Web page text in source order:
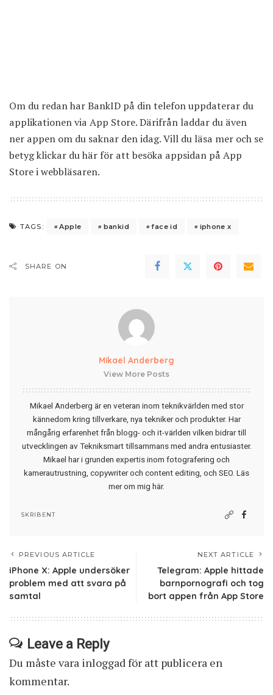
Om du redan har BankID på din telefon uppdaterar du
applikationen via App Store. Därifrån laddar du även
ner appen om du saknar den idag. Vill du läsa mer och se
betygklickar du här för att besöka appsidan på App
Store i webbläsaren.
TAGS: Apple bankid face id iphone x
SHARE ON
Mikael Anderberg
View More Posts
Mikael Anderberg är en veteran inom teknikvärlden med stor
kännedom kring tillverkare, nya tekniker och produkter. Har
mångårig erfarenhet från blogg- och it-världen vilken bidrar till
utvecklingen av Tekniksmart tillsammans med andra entusiaster.
Mikael har i grunden expertis inom fotografering och
kamerautrustning, copywriter och content editing, och SEO. Läs
mer om mig här.
SKRIBENT
PREVIOUS ARTICLE
iPhone X: Apple undersöker
problem med att svara på
samtal
NEXT ARTICLE
Telegram: Apple hittade
barnpornografi och tog
bort appen från App Store
Leave a Reply
Du måste vara inloggadför att publicera en
kommentar.